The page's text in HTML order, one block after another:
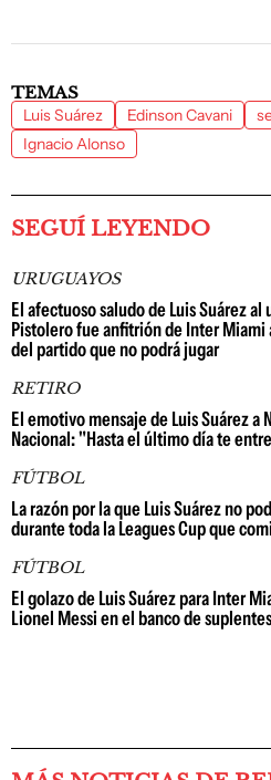
TEMAS
Luis Suárez Edinson Cavani
Ignacio Alonso
SEGUÍ LEYENDO
URUGUAYOS
El afectuoso saludo de Luis Suárez
Pistolero fue anfitrión de Inter Miami
del partido que no podrá jugar
RETIRO
El emotivo mensaje de Luis Suárez a
Nacional: "Hasta el último día te
FÚTBOL
La razón por la que Luis Suárez no
durante toda la Leagues Cup que
FÚTBOL
El golazo de Luis Suárez para Inter
Lionel Messi en el banco de